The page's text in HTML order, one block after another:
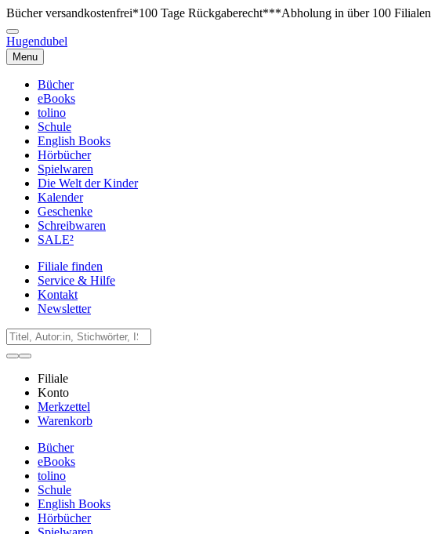
Bücher versandkostenfrei*100 Tage Rückgaberecht***Abholung in über 100 Filialen
Hugendubel
Menu
Bücher
eBooks
tolino
Schule
English Books
Hörbücher
Spielwaren
Die Welt der Kinder
Kalender
Geschenke
Schreibwaren
SALE²
Filiale finden
Service & Hilfe
Kontakt
Newsletter
Filiale
Konto
Merkzettel
Warenkorb
Bücher
eBooks
tolino
Schule
English Books
Hörbücher